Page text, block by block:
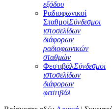
εξόδου
Ραδιοφωνικοί
ΣταθμοίΣύνδεσμοι
ιστοσελίδων
διάφορων
ραδιοφωνικών
σταθμών
ΦεστιβάλΣύνδεσμοι
ιστοσελίδων
διάφορων
φεστιβάλ